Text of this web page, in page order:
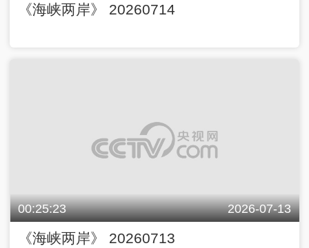
《海峡两岸》 20260714
00:25:23 2026-07-13
《海峡两岸》 20260713